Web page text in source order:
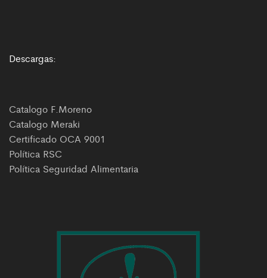
Descargas:
Catalogo F.Moreno
Catalogo Meraki
Certificado OCA 9001
Política RSC
Política Seguridad Alimentaria